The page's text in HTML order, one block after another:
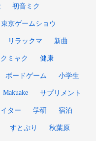
初音ミク
東京ゲームショウ
リラックマ 新曲
ミャク 健康
ボードゲーム 小学生
Makuake サプリメント
ター 学研 宿泊
すとぷり 秋葉原